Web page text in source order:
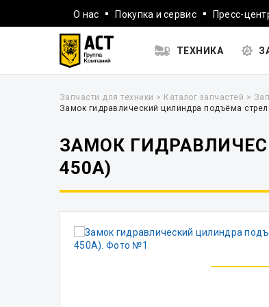
О нас Покупка и сервис Пресс-
ТЕХНИКА
Запчасти для техники > Каталог запчастей >
Замок гидравлический цилиндра подъёма
ЗАМОК
450A)